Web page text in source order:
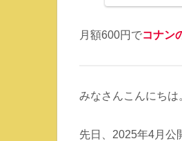
月額600円でコナン
みなさんこんにちは
先日、2025年4月公